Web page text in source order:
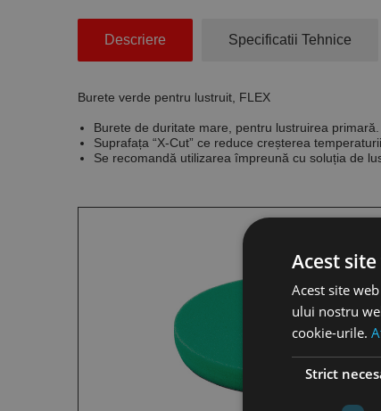
Descriere Specificatii Tehnice
Burete verde pentru lustruit, FLEX
Burete de duritate mare, pentru lustruirea primară.
Suprafața “X-Cut” ce reduce creșterea
Se recomandă utilizarea împreună cu soluția de
Acest
Acest site
ului nostru
cookie-urile.
Strict